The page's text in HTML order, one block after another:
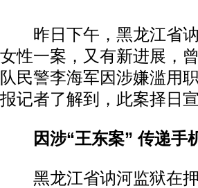
昨日下午，黑龙江省讷
女性一案，又有新进展，
队民警李海军因涉嫌滥用
报记者了解到，此案择日宣
因涉“王东案” 传递手
黑龙江省讷河监狱在押